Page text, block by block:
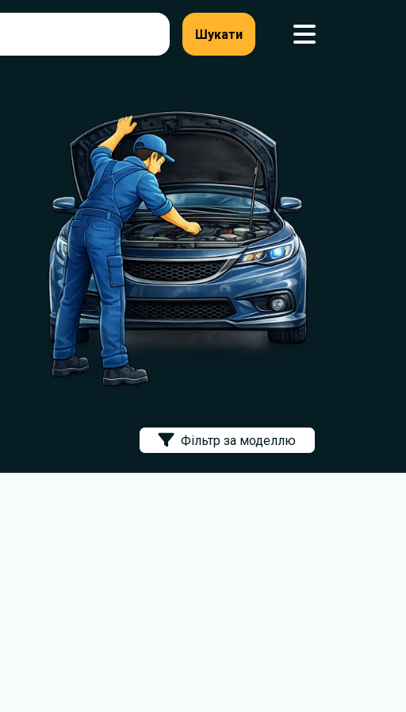
Шукати
Фільтр за моделлю